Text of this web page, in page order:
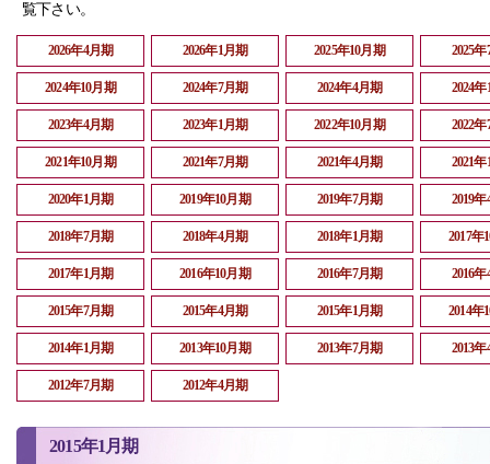
覧下さい。
2026年4月期 2026年1月期 2025年10月期 2025
2024年10月期 2024年7月期 2024年4月期 2024
2023年4月期 2023年1月期 2022年10月期 2022
2021年10月期 2021年7月期 2021年4月期 2021
2020年1月期 2019年10月期 2019年7月期 2019
2018年7月期 2018年4月期 2018年1月期 2017年
2017年1月期 2016年10月期 2016年7月期 2016
2015年7月期 2015年4月期 2015年1月期 2014年
2014年1月期 2013年10月期 2013年7月期 2013
2012年7月期 2012年4月期
2015年1月期